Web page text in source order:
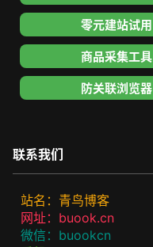
零元建站试用
商品采集工具
防关联浏览器
联系我们
站名：青鸟博客
网址：buook.cn
微信：buookcn